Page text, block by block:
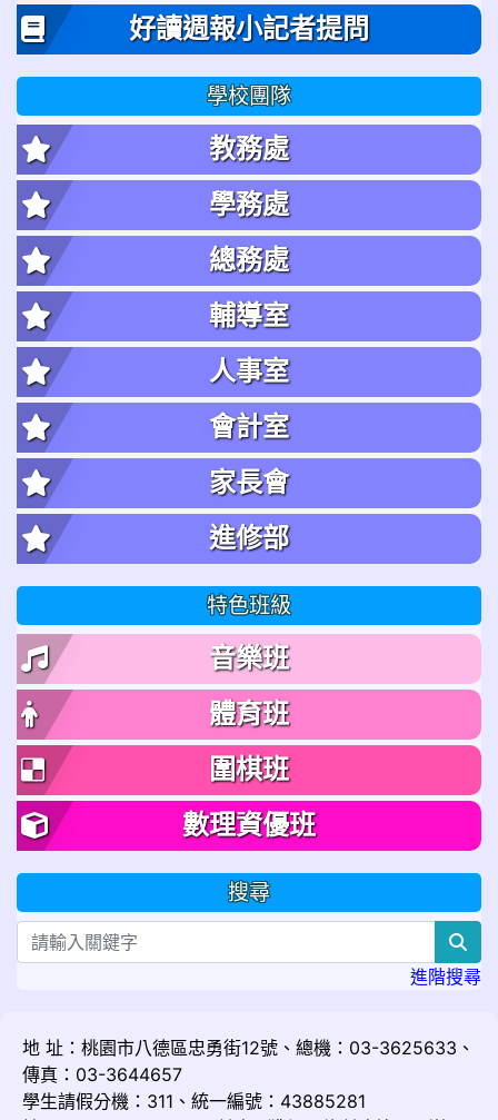
好讀週報小記者提問
學校團隊
教務處
學務處
總務處
輔導室
人事室
會計室
家長會
進修部
特色班級
音樂班
體育班
圍棋班
數理資優班
搜尋
進階搜尋
地 址：桃園市八德區忠勇街12號、總機：03-3625633、
傳真：03-3644657
學生請假分機：311、統一編號：43885281